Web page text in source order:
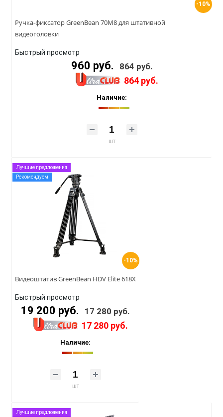
-10%
Ручка-фиксатор GreenBean 70M8 для штативной
видеоголовки
Быстрый просмотр
960 руб. 864 руб.
864 руб.
Наличие:
шт
-10%
Лучшие предложения
Рекомендуем
Видеоштатив GreenBean HDV Elite 618X
Быстрый просмотр
19 200 руб. 17 280 руб.
17 280 руб.
Наличие:
шт
Лучшие предложения